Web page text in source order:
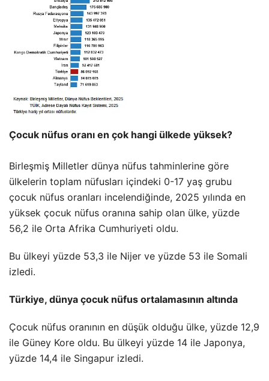
Çocuk nüfus oranı en çok hangi ülkede yüksek?
Birleşmiş Milletler dünya nüfus tahminlerine göre
ülkelerin toplam nüfusları içindeki 0-17 yaş grubu
çocuk nüfus oranları incelendiğinde, 2025 yılında en
yüksek çocuk nüfus oranına sahip olan ülke, yüzde
56,2 ile Orta Afrika Cumhuriyeti oldu.
Bu ülkeyi yüzde 53,3 ile Nijer ve yüzde 53 ile Somali
izledi.
Türkiye, dünya çocuk nüfus ortalamasının altında
Çocuk nüfus oranının en düşük olduğu ülke, yüzde 12,9
ile Güney Kore oldu. Bu ülkeyi yüzde 14 ile Japonya,
yüzde 14,4 ile Singapur izledi.